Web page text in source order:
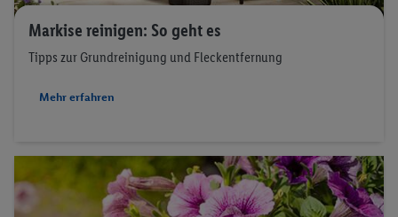
Markise reinigen: So geht es
Tipps zur Grundreinigung und Fleckentfernung
Mehr erfahren